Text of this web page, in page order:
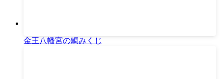
金王八幡宮の鯛みくじ